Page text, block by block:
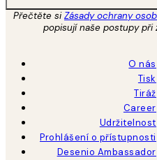
Přečtěte siZásady ochrany
popisují naše postupy při
O nás
Tisk
Tiráž
Career
Udržitelnost
Prohlášení o přístupnosti
Desenio Ambassador